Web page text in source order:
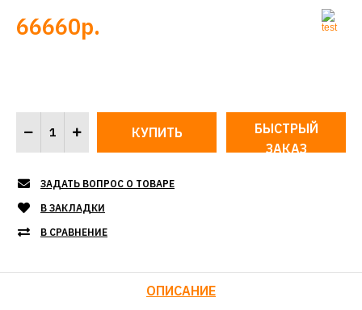
66660р.
БЫСТРЫЙ
ЗАКАЗ
ЗАДАТЬ ВОПРОС О ТОВАРЕ
В ЗАКЛАДКИ
В СРАВНЕНИЕ
ОПИСАНИЕ